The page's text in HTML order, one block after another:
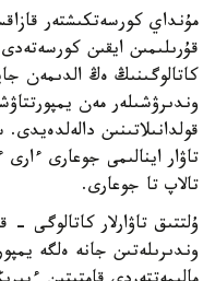
مۇنداي كورسەتكىشتەر
قۇرىلىمىن ايقىن
كاتالوگىنىڭ ەڭ الدىمەن
وندىرۋشىلەر مەن
قولدانىلاتىنىن
تاۋار اينالىمى جوعارى ءارى
تالاپ تا جوعارى.
ۇلتتىق تاۋارلار كاتالوگى -
وندىرىلەتىن جانە ەلگە